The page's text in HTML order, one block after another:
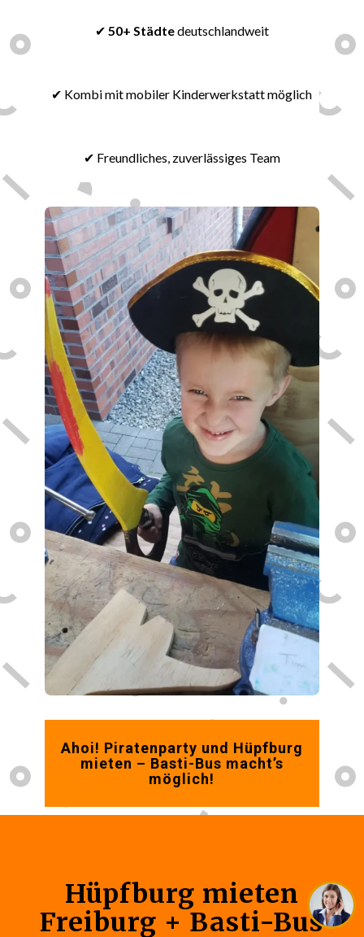
✔ 50+ Städtedeutschlandweit
✔ Kombi mit mobiler Kinderwerkstatt möglich
✔ Freundliches, zuverlässiges Team
Ahoi! Piratenparty und Hüpfburg
mieten – Basti-Bus macht’s
möglich!
Hüpfburg mieten
Freiburg + Basti-Bus